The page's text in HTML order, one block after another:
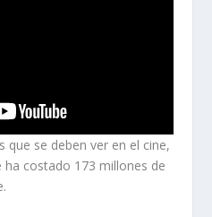
que se deben ver en el cine,
costado 173 millones de